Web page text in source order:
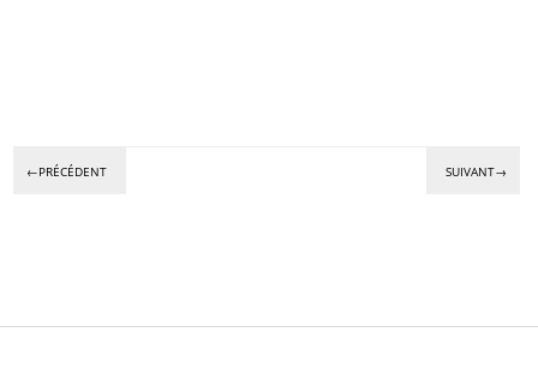
←PRÉCÉDENT SUIVANT→